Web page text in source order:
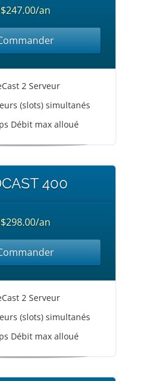
$247.00/an
2 Serveur
(slots) simultanés
Débit max alloué
400
$298.00/an
2 Serveur
(slots) simultanés
Débit max alloué